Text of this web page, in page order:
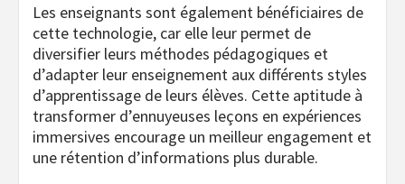
Les enseignants sont également bénéficiaires de
cette technologie, car elle leur permet de
diversifier leurs méthodes pédagogiques et
d’adapter leur enseignement aux différents styles
d’apprentissage de leurs élèves. Cette aptitude à
transformer d’ennuyeuses leçons en expériences
immersives encourage un meilleur engagement et
une rétention d’informations plus durable.